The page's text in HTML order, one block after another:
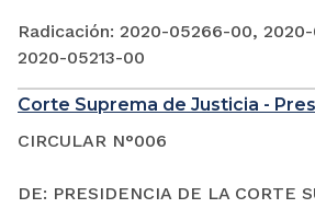
Radicación: 2020-05266-00,
2020-05213-00
Corte Suprema de Justicia -
CIRCULAR N°006
DE: PRESIDENCIA DE LA CORTE